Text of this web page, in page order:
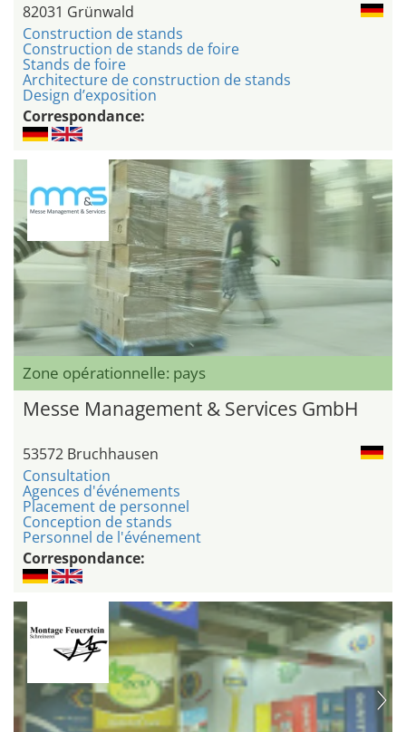
82031 Grünwald
Construction de stands
Construction de stands de foire
Stands de foire
Architecture de construction de stands
Design d’exposition
Correspondance:
Zone opérationnelle: pays
Messe Management & Services GmbH
53572 Bruchhausen
Consultation
Agences d'événements
Placement de personnel
Conception de stands
Personnel de l'événement
Correspondance: